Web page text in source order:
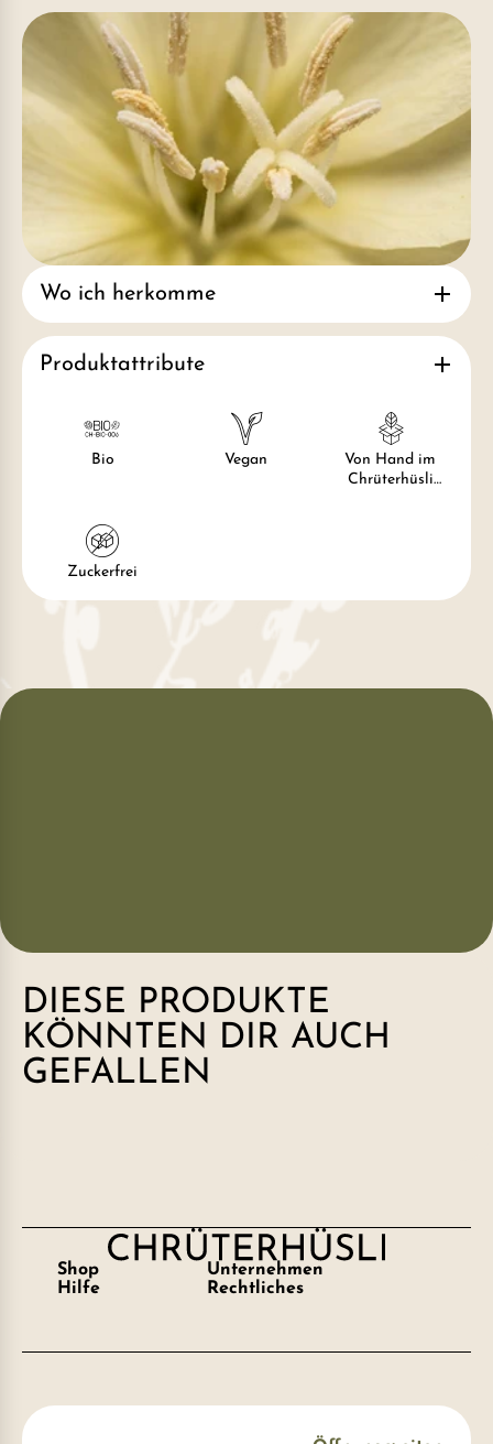
Wo ich herkomme
Produktattribute
Bio Vegan
Von Hand im
Chrüterhüsli
Zuckerfrei
DIESE PRODUKTE
KÖNNTEN DIR AUCH
GEFALLEN
Shop
Unternehmen
Hilfe
Rechtliches